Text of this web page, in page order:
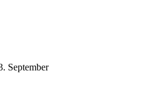
September